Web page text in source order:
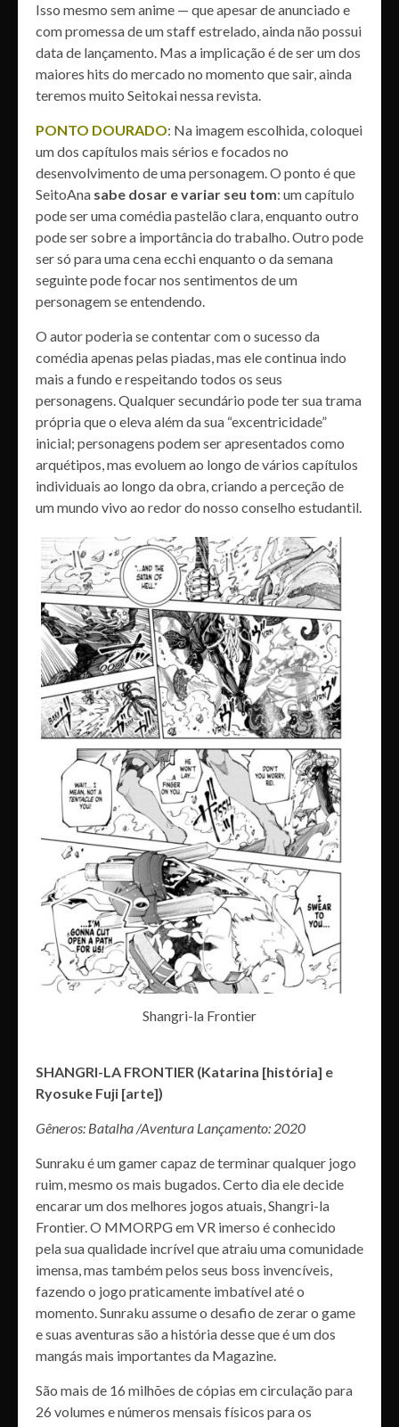
Isso mesmo sem anime — que apesar de anunciado e
com promessa de um staff estrelado, ainda não possui
data de lançamento. Mas a implicação é de ser um dos
maiores hits do mercado no momento que sair, ainda
teremos muito Seitokai nessa revista.
PONTO DOURADO: Na imagem escolhida, coloquei
um dos capítulos mais sérios e focados no
desenvolvimento de uma personagem. O ponto é que
SeitoAna sabe dosar e variar seu tom: um capítulo
pode ser uma comédia pastelão clara, enquanto outro
pode ser sobre a importância do trabalho. Outro pode
ser só para uma cena ecchi enquanto o da semana
seguinte pode focar nos sentimentos de um
personagem se entendendo.
O autor poderia se contentar com o sucesso da
comédia apenas pelas piadas, mas ele continua indo
mais a fundo e respeitando todos os seus
personagens. Qualquer secundário pode ter sua trama
própria que o eleva além da sua “excentricidade”
inicial; personagens podem ser apresentados como
arquétipos, mas evoluem ao longo de vários capítulos
individuais ao longo da obra, criando a perceção de
um mundo vivo ao redor do nosso conselho estudantil.
Shangri-la Frontier
SHANGRI-LA FRONTIER (Katarina [história] e
Ryosuke Fuji [arte])
Gêneros: Batalha /Aventura Lançamento: 2020
Sunraku é um gamer capaz de terminar qualquer jogo
ruim, mesmo os mais bugados. Certo dia ele decide
encarar um dos melhores jogos atuais, Shangri-la
Frontier. O MMORPG em VR imerso é conhecido
pela sua qualidade incrível que atraiu uma comunidade
imensa, mas também pelos seus boss invencíveis,
fazendo o jogo praticamente imbatível até o
momento. Sunraku assume o desafio de zerar o game
e suas aventuras são a história desse que é um dos
mangás mais importantes da Magazine.
São mais de 16 milhões de cópias em circulação para
26 volumes e números mensais físicos para os